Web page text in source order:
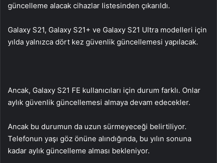
güncelleme alacak cihazlar listesinden çıkarıldı.
Galaxy S21, Galaxy S21+ ve Galaxy S21 Ultra modelleri için
yılda yalnızca dört kez güvenlik güncellemesi yapılacak.
Ancak, Galaxy S21 FE kullanıcıları için durum farklı. Onlar
aylık güvenlik güncellemesi almaya devam edecekler.
Ancak bu durumun da uzun sürmeyeceği belirtiliyor.
Telefonun yaşı göz önüne alındığında, bu yılın sonuna
kadar aylık güncelleme alması bekleniyor.